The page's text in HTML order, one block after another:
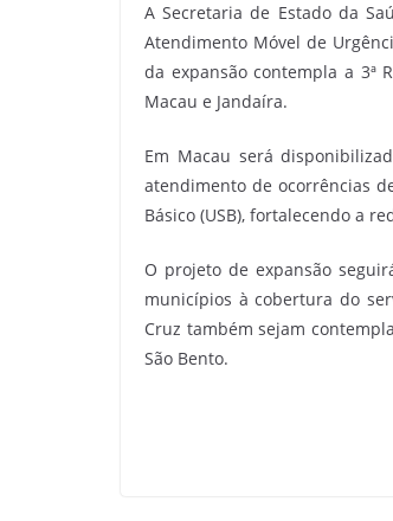
A Secretaria de Estado da
Atendimento Móvel de
da expansão contempla a 3ª
Macau e Jandaíra.
Em Macau será
atendimento de ocorrências
Básico (USB), fortalecendo a
O projeto de expansão
municípios à cobertura do
Cruz também sejam
São Bento.